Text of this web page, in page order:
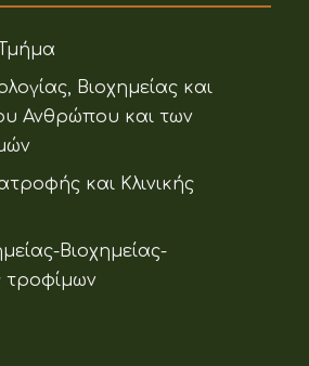
Βιοχημείας και
Ανθρώπου και των
και Κλινικής
Βιοχημείας-
τροφίμων